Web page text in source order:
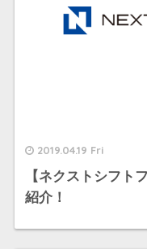
2019.04.19 Fri
【ネクストシフト
紹介！